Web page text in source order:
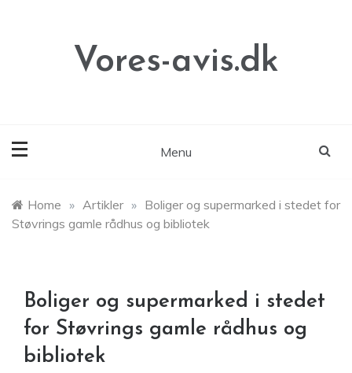
Vores-avis.dk
Menu
Home » Artikler » Boliger og supermarked i stedet for
Støvrings gamle rådhus og bibliotek
Boliger og supermarked i stedet
for Støvrings gamle rådhus og
bibliotek